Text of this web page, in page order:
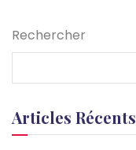
Rechercher
Articles Récents